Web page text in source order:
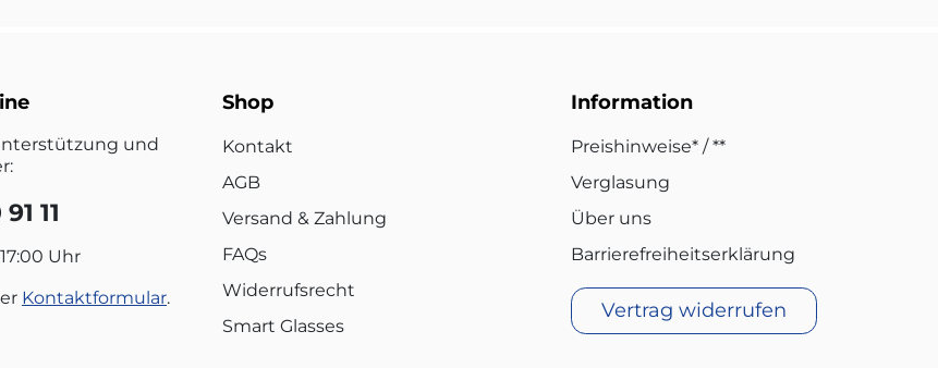
und
11
Uhr
Kontaktformular.
Shop
Kontakt
AGB
Versand & Zahlung
FAQs
Widerrufsrecht
Smart Glasses
Information
Preishinweise* / **
Verglasung
Über uns
Barrierefreiheitserklärung
Vertrag widerrufen